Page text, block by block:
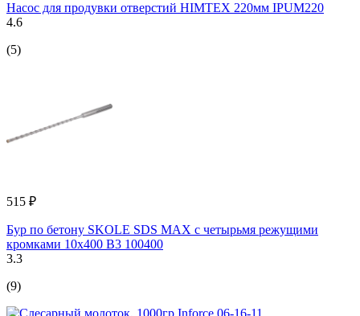
Насос для продувки отверстий HIMTEX 220мм IPUM220
4.6
(5)
515 ₽
Бур по бетону SKOLE SDS MAX с четырьмя режущими
кромками 10x400 B3 100400
3.3
(9)